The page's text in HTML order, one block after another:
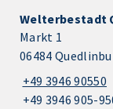
Welterbestadt
Markt 1
06484
+49 3946 90550
+49 3946 905-